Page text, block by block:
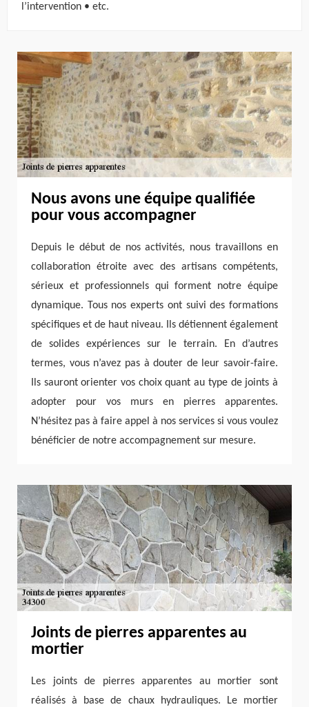
l’intervention • etc.
Nous avons une équipe qualifiée
pour vous accompagner
Depuis le début de nos activités, nous travaillons en
collaboration étroite avec des artisans compétents,
sérieux et professionnels qui forment notre équipe
dynamique. Tous nos experts ont suivi des formations
spécifiques et de haut niveau. Ils détiennent également
de solides expériences sur le terrain. En d’autres
termes, vous n’avez pas à douter de leur savoir-faire.
Ils sauront orienter vos choix quant au type de joints à
adopter pour vos murs en pierres apparentes.
N’hésitez pas à faire appel à nos services si vous voulez
bénéficier de notre accompagnement sur mesure.
Joints de pierres apparentes au
mortier
Les joints de pierres apparentes au mortier sont
réalisés à base de chaux hydrauliques. Le mortier